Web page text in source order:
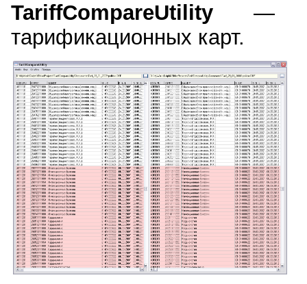
TariffCompareUtility—
тарификационных карт.